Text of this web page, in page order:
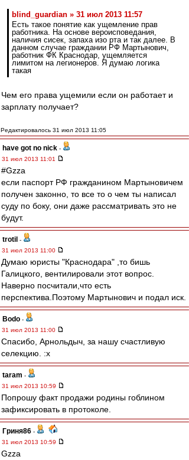
blind_guardian » 31 июл 2013 11:57
Есть такое понятие как ущемление прав
работника. На основе вероисповедания,
наличия сисек, запаха изо рта и так далее. В
данном случае граждании РФ Мартынович,
работник ФК Краснодар, ущемляется
лимитом на легионеров. Я думаю логика
такая
Чем его права ущемили если он работает и
зарплату получает?
Редактировалось 31 июл 2013 11:05
have got no nick -
31 июл 2013 11:01
#Gzza
если паспорт РФ гражданином Мартыновичем
получен законно, то все то о чем ты написал
суду по боку, они даже рассматривать это не
будут.
trotil -
31 июл 2013 11:00
Думаю юристы "Краснодара" ,то бишь
Галицкого, вентилировали этот вопрос.
Наверно посчитали,что есть
перспектива.Поэтому Мартынович и подал иск.
Bodo -
31 июл 2013 11:00
Спасибо, Арнольдыч, за нашу счастливую
селекцию. :x
taram -
31 июл 2013 10:59
Попрошу факт продажи родины гоблином
зафиксировать в протоколе.
Гриня86 -
31 июл 2013 10:59
Gzza